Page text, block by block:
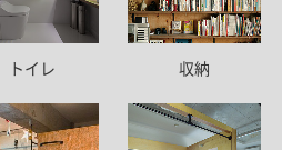
トイレ 収納